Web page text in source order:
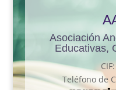
Asociación
Educativas,
Teléfono de